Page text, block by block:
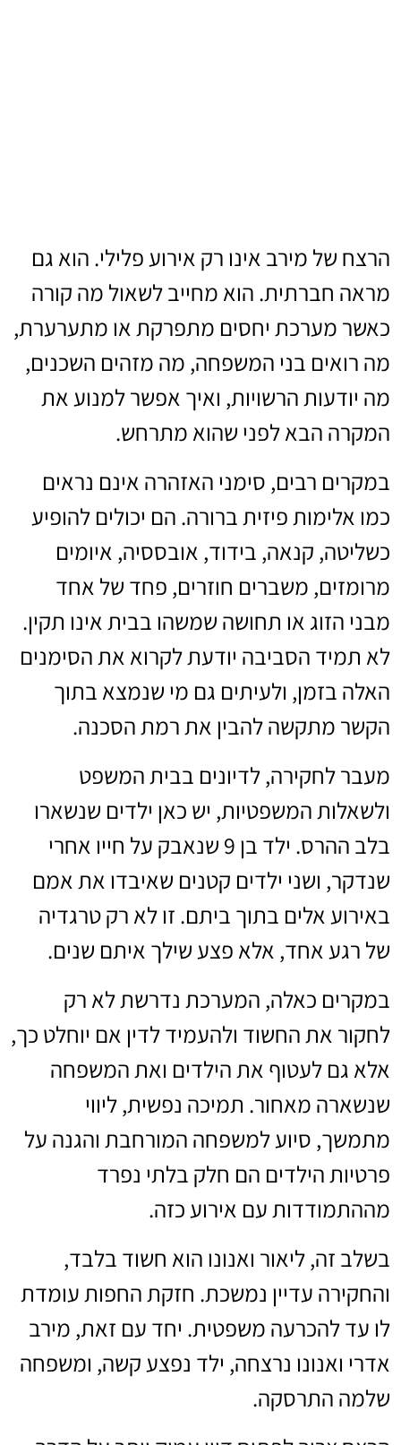
הרצח של מירב אינו רק אירוע פלילי. הוא גם
מראה חברתית. הוא מחייב לשאול מה קורה
כאשר מערכת יחסים מתפרקת או מתערערת,
מה רואים בני המשפחה, מה מזהים השכנים,
מה יודעות הרשויות, ואיך אפשר למנוע את
המקרה הבא לפני שהוא מתרחש.
במקרים רבים, סימני האזהרה אינם נראים
כמו אלימות פיזית ברורה. הם יכולים להופיע
כשליטה, קנאה, בידוד, אובססיה, איומים
מרומזים, משברים חוזרים, פחד של אחד
מבני הזוג או תחושה שמשהו בבית אינו תקין.
לא תמיד הסביבה יודעת לקרוא את הסימנים
האלה בזמן, ולעיתים גם מי שנמצא בתוך
הקשר מתקשה להבין את רמת הסכנה.
מעבר לחקירה, לדיונים בבית המשפט
ולשאלות המשפטיות, יש כאן ילדים שנשארו
בלב ההרס. ילד בן 9 שנאבק על חייו אחרי
שנדקר, ושני ילדים קטנים שאיבדו את אמם
באירוע אלים בתוך ביתם. זו לא רק טרגדיה
של רגע אחד, אלא פצע שילך איתם שנים.
במקרים כאלה, המערכת נדרשת לא רק
לחקור את החשוד ולהעמיד לדין אם יוחלט כך,
אלא גם לעטוף את הילדים ואת המשפחה
שנשארה מאחור. תמיכה נפשית, ליווי
מתמשך, סיוע למשפחה המורחבת והגנה על
פרטיות הילדים הם חלק בלתי נפרד
מההתמודדות עם אירוע כזה.
בשלב זה, ליאור ואנונו הוא חשוד בלבד,
והחקירה עדיין נמשכת. חזקת החפות עומדת
לו עד להכרעה משפטית. יחד עם זאת, מירב
אדרי ואנונו נרצחה, ילד נפצע קשה, ומשפחה
שלמה התרסקה.